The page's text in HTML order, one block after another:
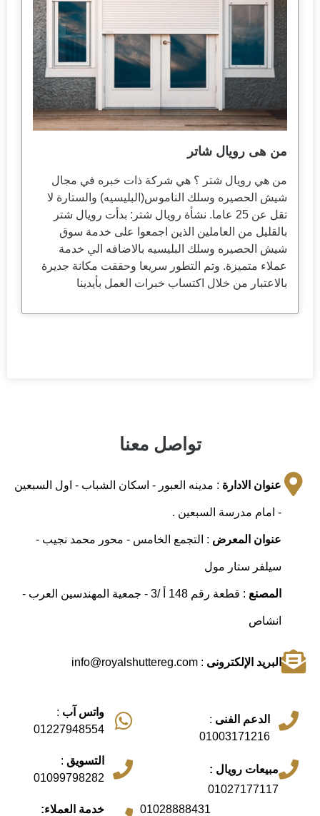
من هى رويال شاتر
من هي رويال شتر ؟ هي شركة ذات خبره في مجال
شيش الحصيره وسلك الناموس(البليسيه) والستارة لا
تقل عن 25 عاما. نشأة رويال شتر: بدأت رويال شتر
بالقليل من العاملين الذين اجمعوا على خدمة سوق
شيش الحصيره وسلك البليسيه بالاضافه الي خدمة
عملاء متميزة. وتم التطور سريعا وحققت مكانة جديرة
بالاعتبار من خلال اكتساب خبرات العمل بأيدينا
تواصل معنا
عنوان الادارة : مدينه العبور - اسكان الشباب - اول السبعين
- امام مدرسة السبعين .
عنوان المعرض : التجمع الخامس - محور محمد نجيب -
سيلفر ستار مول
المصنع : قطعة رقم 148 أ /3 - جمعية المهندسين العرب -
انشاص
البريد الإلكترونى : info@royalshuttereg.com
الدعم الفنى :
01003171216
مبيعات رويال :
01027177117
01028888431
واتس آب :
01227948554
التسويق :
01099798282
خدمة العملاء: